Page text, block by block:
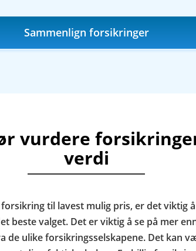
Sammenlign forsikringer
vurdere
verdi
til lavest mulig pris, er det viktig
beste valget. Det er viktig å se på mer
de ulike forsikringsselskapene. Det kan